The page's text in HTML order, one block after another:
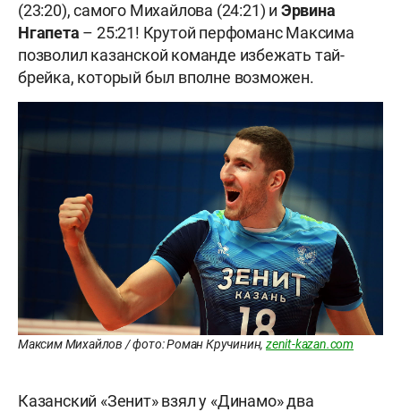
(23:20), самого Михайлова (24:21) и Эрвина
Нгапета – 25:21! Крутой перфоманс Максима
позволил казанской команде избежать тай-
брейка, который был вполне возможен.
Максим Михайлов / фото: Роман Кручинин, zenit-kazan.com
Казанский «Зенит» взял у «Динамо» два